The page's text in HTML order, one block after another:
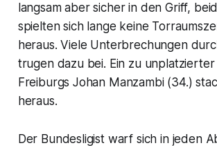
langsam aber sicher in den Griff,
spielten sich lange keine
heraus. Viele Unterbrechungen
trugen dazu bei. Ein zu unplatzierter
Freiburgs Johan Manzambi (34.)
heraus.
Der Bundesligist warf sich in jeden